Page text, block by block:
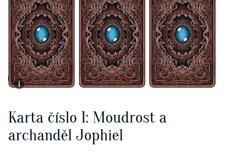
Karta číslo 1: Moudrost a
archanděl Jophiel